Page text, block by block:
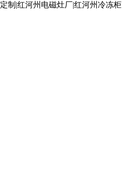
制|红河州电磁灶厂|红河州冷冻柜